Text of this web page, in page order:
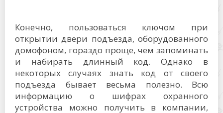
Конечно, пользоваться ключом при
открытии двери подъезда, оборудованного
домофоном, гораздо проще, чем запоминать
и набирать длинный код. Однако в
некоторых случаях знать код от своего
подъезда бывает весьма полезно. Всю
информацию о шифрах охранного
устройства можно получить в компании,